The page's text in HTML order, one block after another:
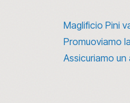
Maglificio Pini
Promuoviamo
Assicuriamo